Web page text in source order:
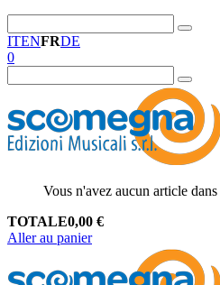
ITENFRDE
0
Vous n'avez aucun article
TOTALE0,00 €
Aller au panier